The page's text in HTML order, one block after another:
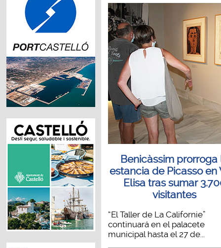
Benicàssim prorroga
estancia de Picasso en
Elisa tras sumar
visitantes
“El Taller de La Californie”
continuará en el palacete
municipal hasta el 27 de...